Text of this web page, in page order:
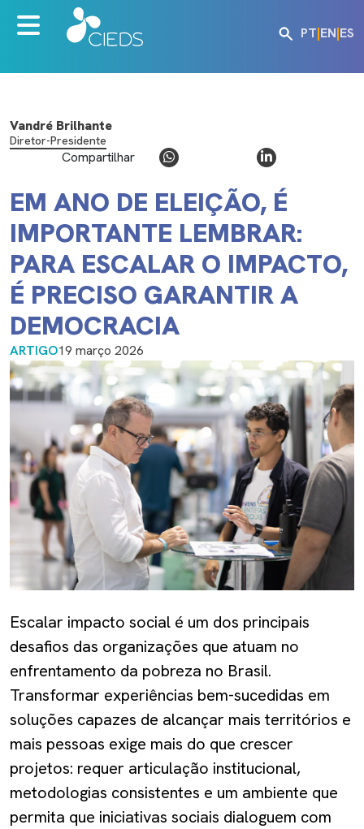
PT|EN|ES
Vandré Brilhante
Diretor-Presidente
Compartilhar
EM ANO DE ELEIÇÃO, É
IMPORTANTE LEMBRAR:
PARA ESCALAR O IMPACTO,
É PRECISO GARANTIR A
DEMOCRACIA
ARTIGO19 março 2026
Escalar impacto social é um dos principais
desafios das organizações que atuam no
enfrentamento da pobreza no Brasil.
Transformar experiências bem-sucedidas em
soluções capazes de alcançar mais territórios e
mais pessoas exige mais do que crescer
projetos: requer articulação institucional,
metodologias consistentes e um ambiente que
permita que iniciativas sociais dialoguem com